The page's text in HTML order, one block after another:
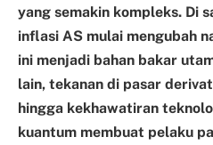
yang semakin kompleks. Di
inflasi AS mulai mengubah
ini menjadi bahan bakar
lain, tekanan di pasar
hingga kekhawatiran
kuantum membuat pelaku